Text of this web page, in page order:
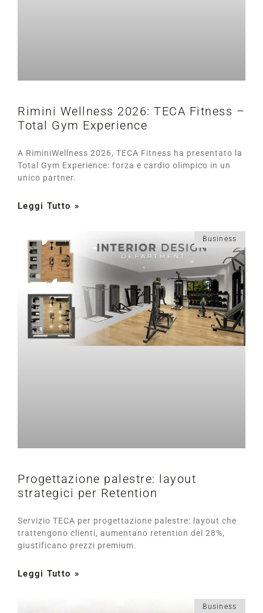
Rimini Wellness 2026: TECA Fitness –
Total Gym Experience
A RiminiWellness 2026, TECA Fitness ha presentato la
Total Gym Experience: forza e cardio olimpico in un
unico partner.
Leggi Tutto »
Business
Progettazione palestre: layout
strategici per Retention
Servizio TECA per progettazione palestre: layout che
trattengono clienti, aumentano retention del 28%,
giustificano prezzi premium.
Leggi Tutto »
Business